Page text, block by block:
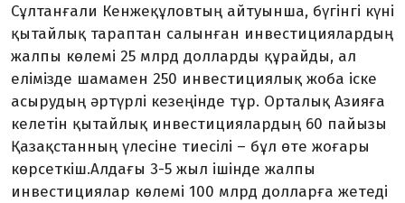
Сұлтанғали Кенжеқұловтың айтуынша, бүгінгі күні
қытайлық тараптан салынған инвестициялардың
жалпы көлемі 25 млрд долларды құрайды, ал
елімізде шамамен 250 инвестициялық жоба іске
асырудың әртүрлі кезеңінде тұр. Орталық Азияға
келетін қытайлық инвестициялардың 60 пайызы
Қазақстанның үлесіне тиесілі – бұл өте жоғары
көрсеткіш.Алдағы 3-5 жыл ішінде жалпы
инвестициялар көлемі 100 млрд долларға жетеді